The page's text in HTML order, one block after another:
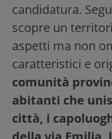
candidatura.
scopre un
aspetti ma non
caratteristici e
comunità
abitanti che
città, i